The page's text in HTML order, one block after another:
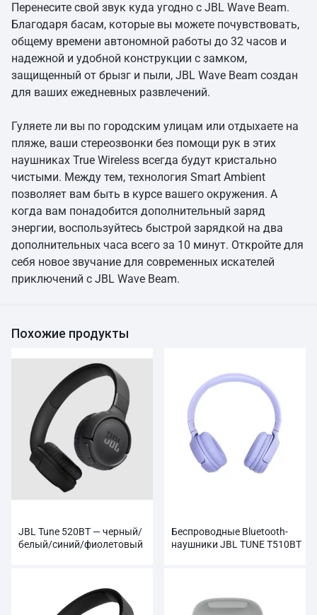
Перенесите свой звук куда угодно с JBL Wave Beam.
Благодаря басам, которые вы можете почувствовать,
общему времени автономной работы до 32 часов и
надежной и удобной конструкции с замком,
защищенный от брызг и пыли, JBL Wave Beam создан
для ваших ежедневных развлечений.
Гуляете ли вы по городским улицам или отдыхаете на
пляже, ваши стереозвонки без помощи рук в этих
наушниках True Wireless всегда будут кристально
чистыми. Между тем, технология Smart Ambient
позволяет вам быть в курсе вашего окружения. А
когда вам понадобится дополнительный заряд
энергии, воспользуйтесь быстрой зарядкой на два
дополнительных часа всего за 10 минут. Откройте для
себя новое звучание для современных искателей
приключений с JBL Wave Beam.
Похожие продукты
JBL Tune 520BT — черный/
белый/синий/фиолетовый
Беспроводные Bluetooth-
наушники JBL TUNE T510BT